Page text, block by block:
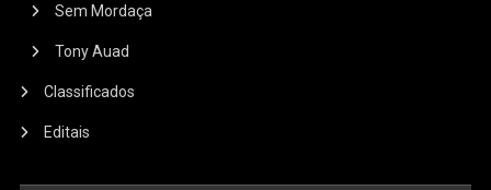
Sem Mordaça
Tony Auad
Classificados
Editais